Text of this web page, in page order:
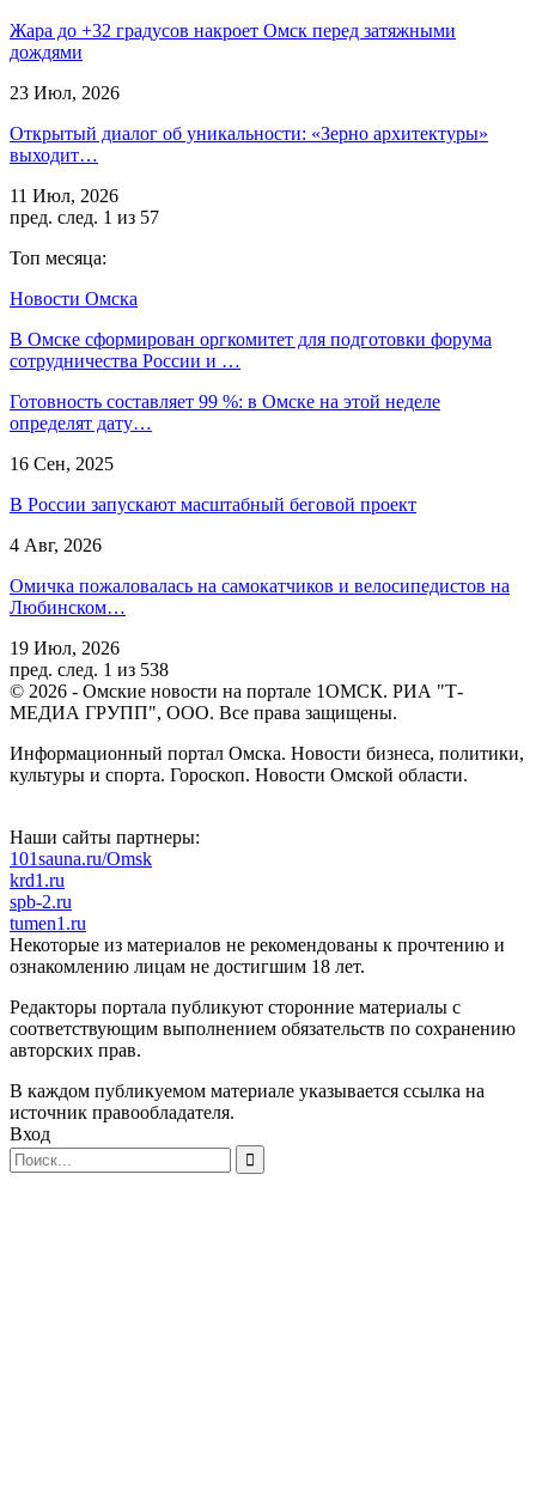
Жара до +32 градусов накроет Омск перед затяжными
дождями
23 Июл, 2026
Открытый диалог об уникальности: «Зерно архитектуры»
выходит…
11 Июл, 2026
пред. след. 1 из 57
Топ месяца:
Новости Омска
В Омске сформирован оргкомитет для подготовки форума
сотрудничества России и …
Готовность составляет 99 %: в Омске на этой неделе
определят дату…
16 Сен, 2025
В России запускают масштабный беговой проект
4 Авг, 2026
Омичка пожаловалась на самокатчиков и велосипедистов на
Любинском…
19 Июл, 2026
пред. след. 1 из 538
© 2026 - Омские новости на портале 1ОМСК. РИА "Т-
МЕДИА ГРУПП", ООО. Все права защищены.
Информационный портал Омска. Новости бизнеса, политики,
культуры и спорта. Гороскоп. Новости Омской области.
Наши сайты партнеры:
101sauna.ru/Omsk
krd1.ru
spb-2.ru
tumen1.ru
Некоторые из материалов не рекомендованы к прочтению и
ознакомлению лицам не достигшим 18 лет.
Редакторы портала публикуют сторонние материалы с
соответствующим выполнением обязательств по сохранению
авторских прав.
В каждом публикуемом материале указывается ссылка на
источник правообладателя.
Вход